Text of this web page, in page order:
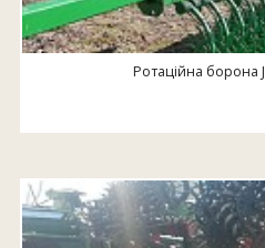
Ротаційна борона